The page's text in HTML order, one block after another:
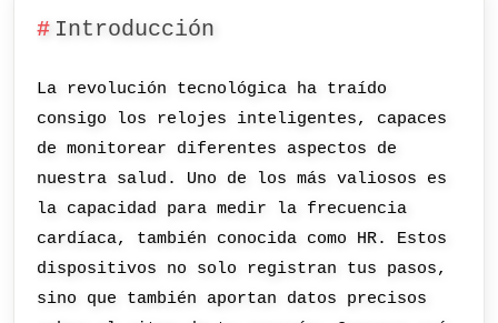
Introducción
La revolución tecnológica ha traído
consigo los relojes inteligentes, capaces
de monitorear diferentes aspectos de
nuestra salud. Uno de los más valiosos es
la capacidad para medir la frecuencia
cardíaca, también conocida como HR. Estos
dispositivos no solo registran tus pasos,
sino que también aportan datos precisos